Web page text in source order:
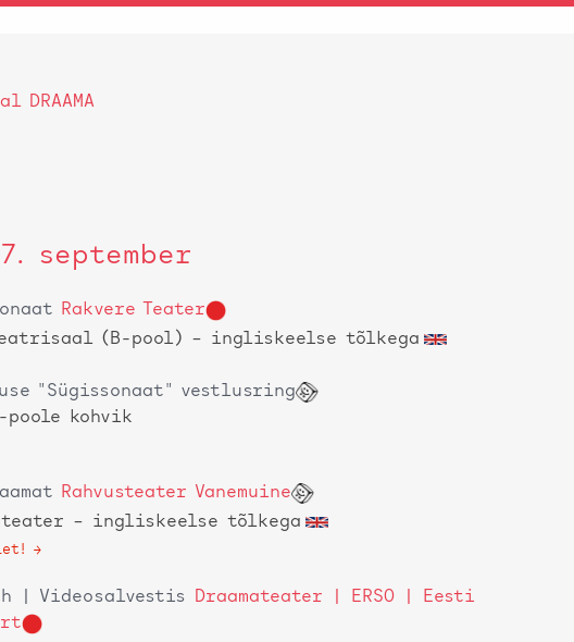
september
Rakvere Teater
(B-pool)
– ingliskeelse tõlkega
"Sügissonaat" vestlusring
poole kohvik
Rahvusteater Vanemuine
– ingliskeelse tõlkega
| Videosalvestis
Draamateater | ERSO | Eesti